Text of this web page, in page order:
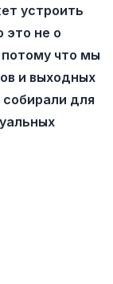
устроить
это не о
что мы
и выходных
для